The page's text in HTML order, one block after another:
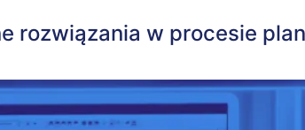
rozwiązania w procesie